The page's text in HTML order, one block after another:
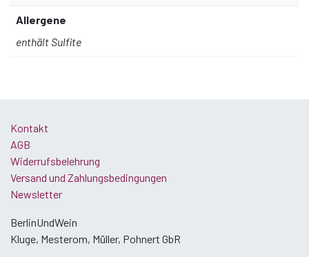
Allergene
enthält Sulfite
Kontakt
AGB
Widerrufsbelehrung
Versand und Zahlungsbedingungen
Newsletter
BerlinUndWein
Kluge, Mesterom, Müller, Pohnert GbR